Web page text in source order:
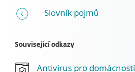
Slovník pojmů
Související odkazy
Antivirus pro domácnosti